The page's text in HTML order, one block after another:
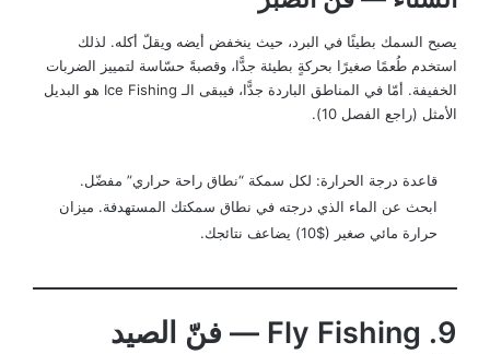
يصبح السمك بطيئًا في البرد، حيث ينخفض أيضه ويقلّ أكله. لذلك
استخدم طُعمًا صغيرًا بحركةٍ بطيئة جدًّا، وقصبةً حسّاسة لتمييز الضربات
الخفيفة. أمّا في المناطق الباردة جدًّا، فيبقى الـ Ice Fishing هو البديل
الأمثل (راجع الفصل 10).
قاعدة درجة الحرارة: لكل سمكة “نطاق راحة حراري” مفضّل.
ابحث عن الماء الذي درجته في نطاق سمكتك المستهدفة. ميزان
حرارة مائي صغير ($10) يضاعف نتائجك.
9. Fly Fishing — فنّ الصيد